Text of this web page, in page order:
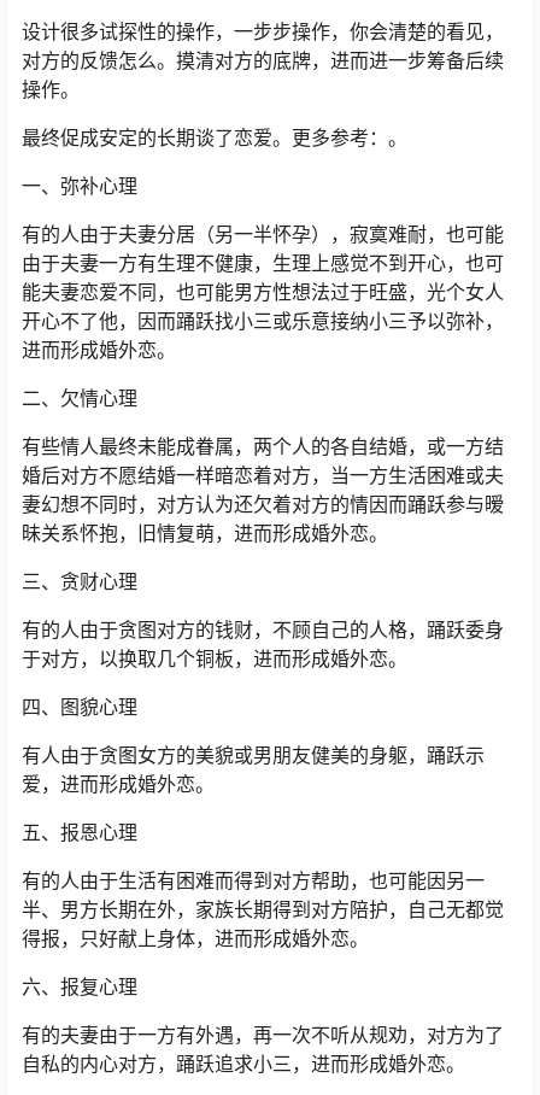
设计很多试探性的操作，一步步操作，你会清楚的看见，
对方的反馈怎么。摸清对方的底牌，进而进一步筹备后续
操作。
最终促成安定的长期谈了恋爱。更多参考：。
一、弥补心理
有的人由于夫妻分居（另一半怀孕），寂寞难耐，也可能
由于夫妻一方有生理不健康，生理上感觉不到开心，也可
能夫妻恋爱不同，也可能男方性想法过于旺盛，光个女人
开心不了他，因而踊跃找小三或乐意接纳小三予以弥补，
进而形成婚外恋。
二、欠情心理
有些情人最终未能成眷属，两个人的各自结婚，或一方结
婚后对方不愿结婚一样暗恋着对方，当一方生活困难或夫
妻幻想不同时，对方认为还欠着对方的情因而踊跃参与暧
昧关系怀抱，旧情复萌，进而形成婚外恋。
三、贪财心理
有的人由于贪图对方的钱财，不顾自己的人格，踊跃委身
于对方，以换取几个铜板，进而形成婚外恋。
四、图貌心理
有人由于贪图女方的美貌或男朋友健美的身躯，踊跃示
爱，进而形成婚外恋。
五、报恩心理
有的人由于生活有困难而得到对方帮助，也可能因另一
半、男方长期在外，家族长期得到对方陪护，自己无都觉
得报，只好献上身体，进而形成婚外恋。
六、报复心理
有的夫妻由于一方有外遇，再一次不听从规劝，对方为了
自私的内心对方，踊跃追求小三，进而形成婚外恋。